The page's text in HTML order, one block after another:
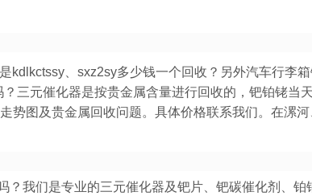
、sxz2sy多少钱一个回收？另外汽车行李箱
三元催化器是按贵金属含量进行回收的，钯铂铑当
势图及贵金属回收问题。具体价格联系我们。在漯河
？我们是专业的三元催化器及钯片、钯碳催化剂、铂